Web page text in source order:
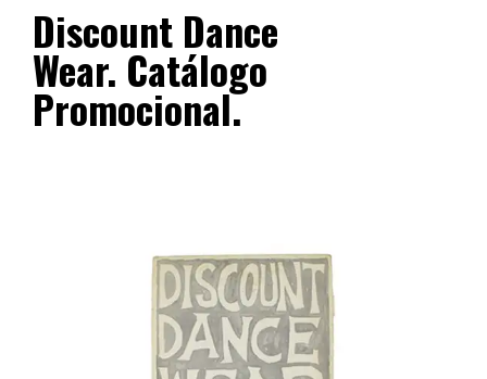
Discount Dance
Wear. Catálogo
Promocional.